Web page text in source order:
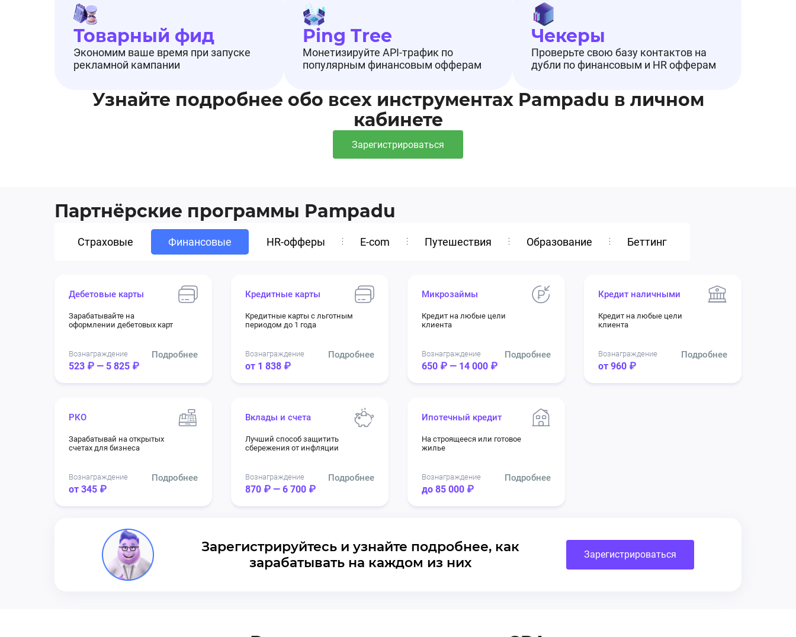
Товарный фид
Экономим ваше время при запуске
рекламной кампании
Ping Tree
Монетизируйте API-трафик по
популярным финансовым офферам
Чекеры
Проверьте свою базу контактов на
дубли по финансовым и HR офферам
Узнайте подробнее обо всех инструментах Pampadu в личном
кабинете
Зарегистрироваться
Партнёрские программы Pampadu
Страховые Финансовые HR-офферы E-com Путешествия Образование Беттинг
Дебетовые карты
Зарабатывайте на
оформлении дебетовых карт
Вознаграждение
523 ₽ — 5 825 ₽
Подробнее
Кредитные карты
Кредитные карты с льготным
периодом до 1 года
Вознаграждение
от 1 838 ₽
Подробнее
Микрозаймы
Кредит на любые цели
клиента
Вознаграждение
650 ₽ — 14 000 ₽
Подробнее
Кредит наличными
Кредит на любые цели
клиента
Вознаграждение
от 960 ₽
Подробнее
РКО
Зарабатывай на открытых
счетах для бизнеса
Вознаграждение
от 345 ₽
Подробнее
Вклады и счета
Лучший способ защитить
сбережения от инфляции
Вознаграждение
870 ₽ — 6 700 ₽
Подробнее
Ипотечный кредит
На строящееся или готовое
жилье
Вознаграждение
до 85 000 ₽
Подробнее
Зарегистрируйтесь и узнайте подробнее, как
зарабатывать на каждом из них
Зарегистрироваться